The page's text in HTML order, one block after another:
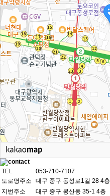
TEL
053-710-7107
도로명주소
대구 중구 동성로1길 28 4층
지번주소
대구 중구 봉산동 35-1 4층